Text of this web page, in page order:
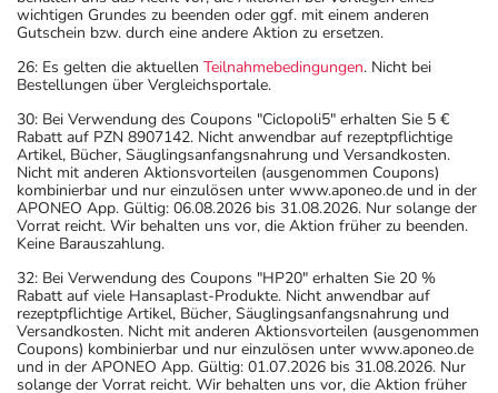
wichtigen Grundes zu beenden oder ggf. mit einem anderen
Gutschein bzw. durch eine andere Aktion zu ersetzen.
26: Es gelten die aktuellen Teilnahmebedingungen. Nicht bei
Bestellungen über Vergleichsportale.
30: Bei Verwendung des Coupons "Ciclopoli5" erhalten Sie 5 €
Rabatt auf PZN 8907142. Nicht anwendbar auf rezeptpflichtige
Artikel, Bücher, Säuglingsanfangsnahrung und Versandkosten.
Nicht mit anderen Aktionsvorteilen (ausgenommen Coupons)
kombinierbar und nur einzulösen unter www.aponeo.de und in der
APONEO App. Gültig: 06.08.2026 bis 31.08.2026. Nur solange der
Vorrat reicht. Wir behalten uns vor, die Aktion früher zu beenden.
Keine Barauszahlung.
32: Bei Verwendung des Coupons "HP20" erhalten Sie 20 %
Rabatt auf viele Hansaplast-Produkte. Nicht anwendbar auf
rezeptpflichtige Artikel, Bücher, Säuglingsanfangsnahrung und
Versandkosten. Nicht mit anderen Aktionsvorteilen (ausgenommen
Coupons) kombinierbar und nur einzulösen unter www.aponeo.de
und in der APONEO App. Gültig: 01.07.2026 bis 31.08.2026. Nur
solange der Vorrat reicht. Wir behalten uns vor, die Aktion früher